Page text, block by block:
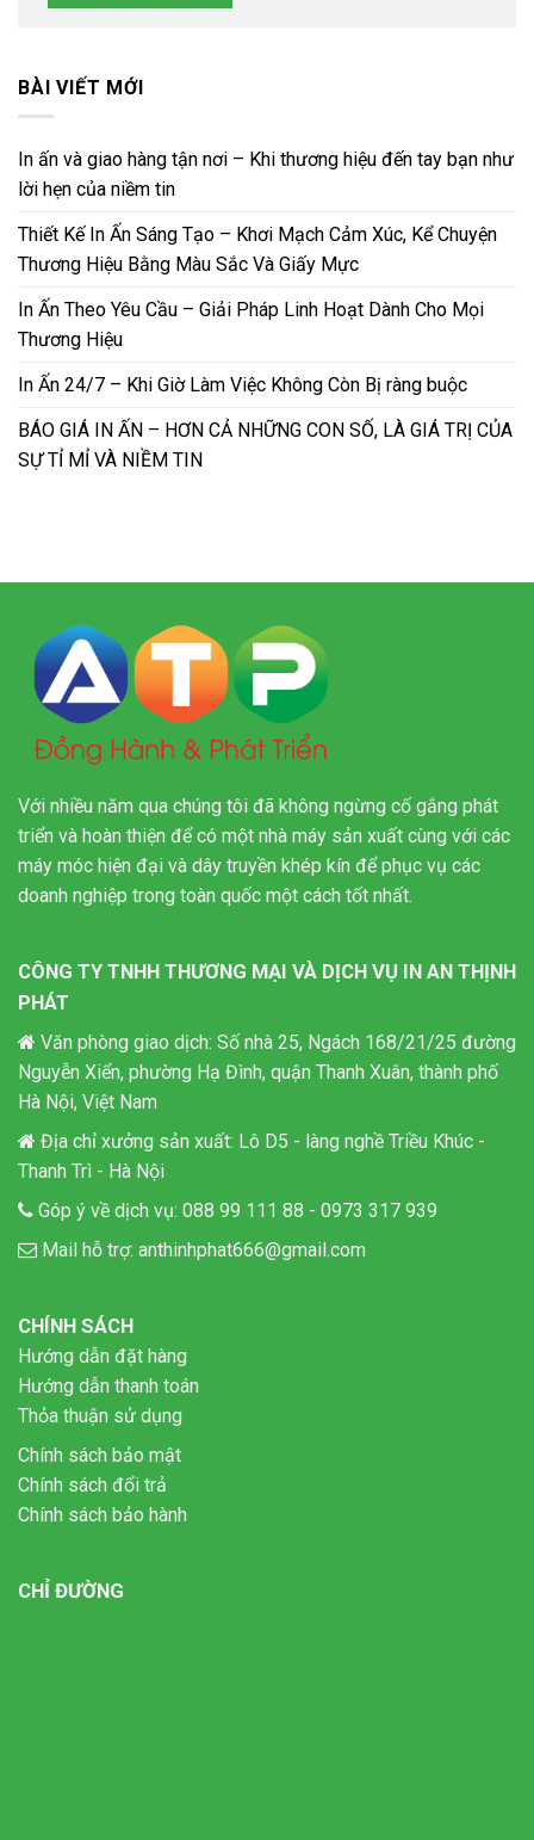
BÀI VIẾT MỚI
In ấn và giao hàng tận nơi – Khi thương hiệu đến tay bạn như
lời hẹn của niềm tin
Thiết Kế In Ấn Sáng Tạo – Khơi Mạch Cảm Xúc, Kể Chuyện
Thương Hiệu Bằng Màu Sắc Và Giấy Mực
In Ấn Theo Yêu Cầu – Giải Pháp Linh Hoạt Dành Cho Mọi
Thương Hiệu
In Ấn 24/7 – Khi Giờ Làm Việc Không Còn Bị ràng buộc
BÁO GIÁ IN ẤN – HƠN CẢ NHỮNG CON SỐ, LÀ GIÁ TRỊ CỦA
SỰ TỈ MỈ VÀ NIỀM TIN
Với nhiều năm qua chúng tôi đã không ngừng cố gắng phát
triển và hoàn thiện để có một nhà máy sản xuất cùng với các
máy móc hiện đại và dây truyền khép kín để phục vụ các
doanh nghiệp trong toàn quốc một cách tốt nhất.
CÔNG TY TNHH THƯƠNG MẠI VÀ DỊCH VỤ IN AN THỊNH
PHÁT
Văn phòng giao dịch: Số nhà 25, Ngách 168/21/25 đường
Nguyễn Xiển, phường Hạ Đình, quận Thanh Xuân, thành phố
Hà Nội, Việt Nam
Địa chỉ xưởng sản xuất: Lô D5 - làng nghề Triều Khúc -
Thanh Trì - Hà Nội
Góp ý về dịch vụ: 088 99 111 88 - 0973 317 939
Mail hỗ trợ: anthinhphat666@gmail.com
CHÍNH SÁCH
Hướng dẫn đặt hàng
Hướng dẫn thanh toán
Thỏa thuận sử dụng
Chính sách bảo mật
Chính sách đổi trả
Chính sách bảo hành
CHỈ ĐƯỜNG